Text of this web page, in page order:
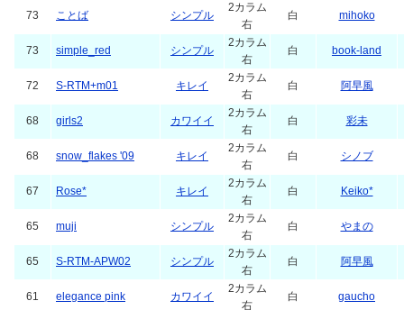
73 ことば シンプル
2カラム
右
白 mihoko
73 simple_red シンプル
2カラム
右
白 book-land
72 S-RTM+m01 キレイ
2カラム
右
白 阿早風
68 girls2 カワイイ
2カラム
右
白 彩未
68 snow_flakes '09 キレイ
2カラム
右
白 シノブ
67 Rose* キレイ
2カラム
右
白 Keiko*
65 muji シンプル
2カラム
右
白 やまの
65 S-RTM-APW02 シンプル
2カラム
右
白 阿早風
61 elegance pink カワイイ
2カラム
右
白 gaucho